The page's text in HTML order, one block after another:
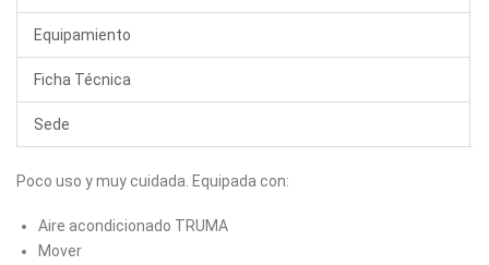
Equipamiento
Ficha Técnica
Sede
Poco uso y muy cuidada. Equipada con:
Aire acondicionado TRUMA
Mover